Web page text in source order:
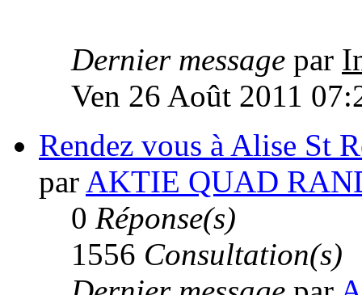
Dernier message par
Ven 26 Août 2011
Rendez vous à Alise St
par AKTIE QUAD
0 Réponse(s)
1556 Consultation(s)